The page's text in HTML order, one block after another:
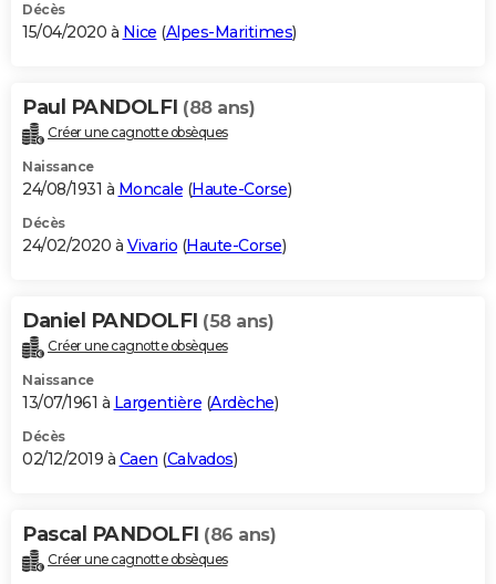
Décès
15/04/2020 à Nice (Alpes-Maritimes)
Paul PANDOLFI (88 ans)
Créer une cagnotte obsèques
Naissance
24/08/1931 à Moncale (Haute-Corse)
Décès
24/02/2020 à Vivario (Haute-Corse)
Daniel PANDOLFI (58 ans)
Créer une cagnotte obsèques
Naissance
13/07/1961 à Largentière (Ardèche)
Décès
02/12/2019 à Caen (Calvados)
Pascal PANDOLFI (86 ans)
Créer une cagnotte obsèques